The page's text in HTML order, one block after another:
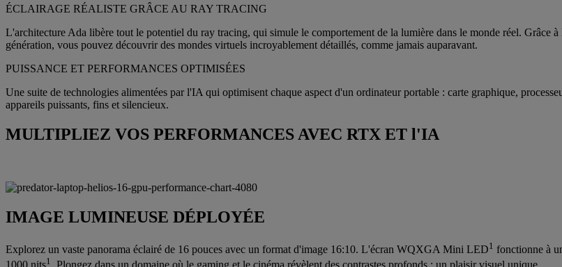
ÉCLAIRAGE RÉALISTE GRÂCE AU RAY TRACING
L'architecture Ada libère tout le potentiel du ray tracing, qui simule le comportement de la lumière dans le monde réel. Grâce
génération, vous pouvez découvrir des mondes virtuels incroyablement détaillés, comme jamais auparavant.
PUISSANCE ET PERFORMANCES OPTIMISÉES
Une suite de technologies alimentées par l'IA qui optimisent chaque aspect d'un ordinateur portable : carte graphique,
appareils puissants, fins et silencieux.
MULTIPLIEZ VOS PERFORMANCES AVEC RTX ET l'IA
IMAGE LUMINEUSE DÉPLOYÉE
Explorez un vaste panorama éclairé de 16 pouces avec un format d'image 16:10. L'écran WQXGA Mini LED1 fonctionne à
1